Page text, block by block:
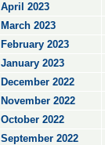
April 2023
March 2023
February 2023
January 2023
December 2022
November 2022
October 2022
September 2022